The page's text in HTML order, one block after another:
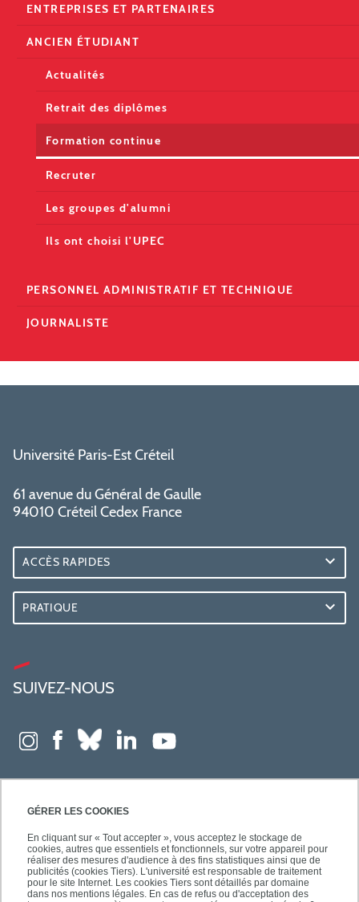
GÉRER LES COOKIES
En cliquant sur « Tout accepter », vous acceptez le stockage de
cookies, autres que essentiels et fonctionnels, sur votre appareil pour
réaliser des mesures d'audience à des fins statistiques ainsi que de
publicités (cookies Tiers). L'université est responsable de traitement
pour le site Internet. Les cookies Tiers sont détaillés par domaine
dans nos mentions légales. En cas de refus ou d'acceptation des
ENTREPRISES ET PARTENAIRES
ANCIEN ÉTUDIANT
Actualités
Retrait des diplômes
Formation continue
Recruter
Les groupes d'alumni
Ils ont choisi l'UPEC
PERSONNEL ADMINISTRATIF ET TECHNIQUE
JOURNALISTE
Université Paris-Est Créteil
61 avenue du Général de Gaulle
94010 Créteil Cedex France
ACCÈS RAPIDES
PRATIQUE
SUIVEZ-NOUS